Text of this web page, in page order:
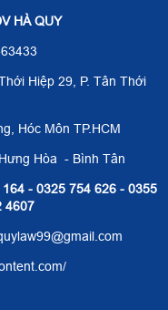
HÀ QUY
Hiệp 29, P. Tân Thới
Hóc Môn TP.HCM
Hòa - Bình Tân
- 0325 754 626 - 0355
4607